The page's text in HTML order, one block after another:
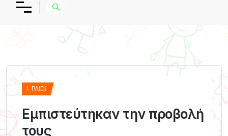
I-PAIDI
Εμπιστεύτηκαν την προβολή
τους